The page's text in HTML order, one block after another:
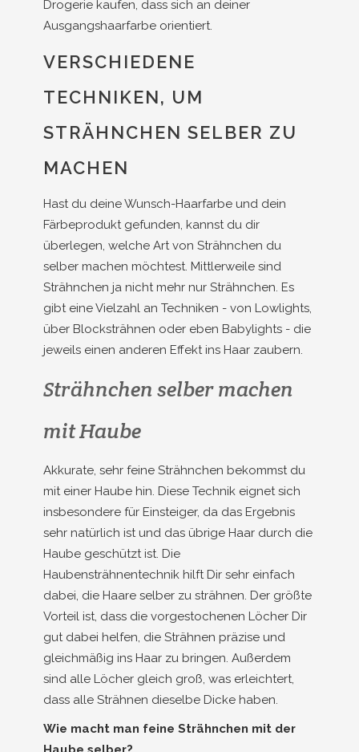
Drogerie kaufen, dass sich an deiner
Ausgangshaarfarbe orientiert.
VERSCHIEDENE
TECHNIKEN, UM
STRÄHNCHEN SELBER ZU
MACHEN
Hast du deine Wunsch-Haarfarbe und dein
Färbeprodukt gefunden, kannst du dir
überlegen, welche Art von Strähnchen du
selber machen möchtest. Mittlerweile sind
Strähnchen ja nicht mehr nur Strähnchen. Es
gibt eine Vielzahl an Techniken - von Lowlights,
über Blocksträhnen oder eben Babylights - die
jeweils einen anderen Effekt ins Haar zaubern.
Strähnchen selber machen
mit Haube
Akkurate, sehr feine Strähnchen bekommst du
mit einer Haube hin. Diese Technik eignet sich
insbesondere für Einsteiger, da das Ergebnis
sehr natürlich ist und das übrige Haar durch die
Haube geschützt ist. Die
Haubensträhnentechnik hilft Dir sehr einfach
dabei, die Haare selber zu strähnen. Der größte
Vorteil ist, dass die vorgestochenen Löcher Dir
gut dabei helfen, die Strähnen präzise und
gleichmäßig ins Haar zu bringen. Außerdem
sind alle Löcher gleich groß, was erleichtert,
dass alle Strähnen dieselbe Dicke haben.
Wie macht man feine Strähnchen mit der